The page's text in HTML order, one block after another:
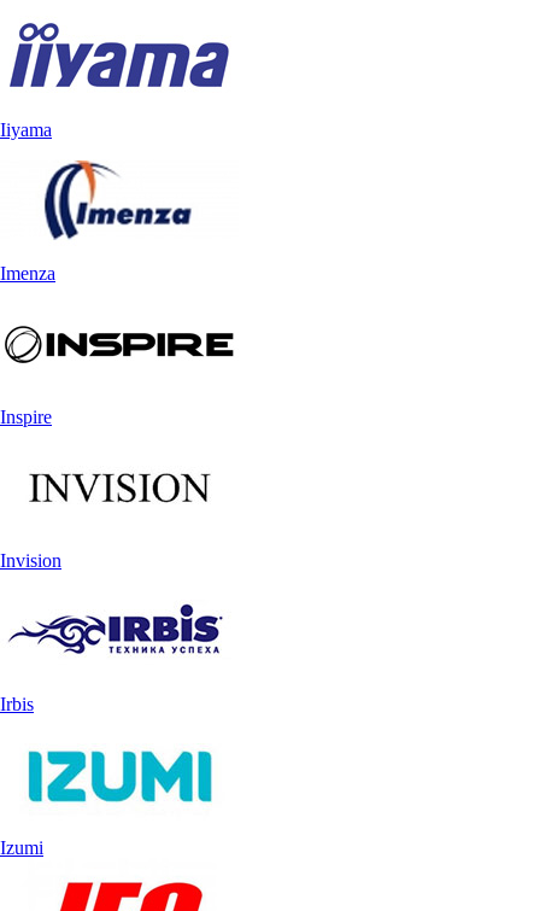
Iiyama
Imenza
Inspire
Invision
Irbis
Izumi